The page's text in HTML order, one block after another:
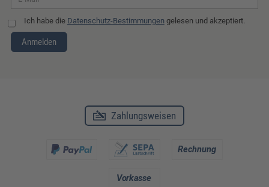
Ich habe die Datenschutz-Bestimmungen gelesen und akzeptiert.
Anmelden
Zahlungsweisen